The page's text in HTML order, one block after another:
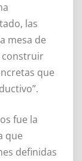
las
mesa de
construir
que
fue la
que
definidas